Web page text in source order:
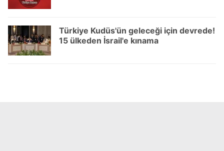
Türkiye Kudüs'ün geleceği için devrede!
15 ülkeden İsrail'e kınama